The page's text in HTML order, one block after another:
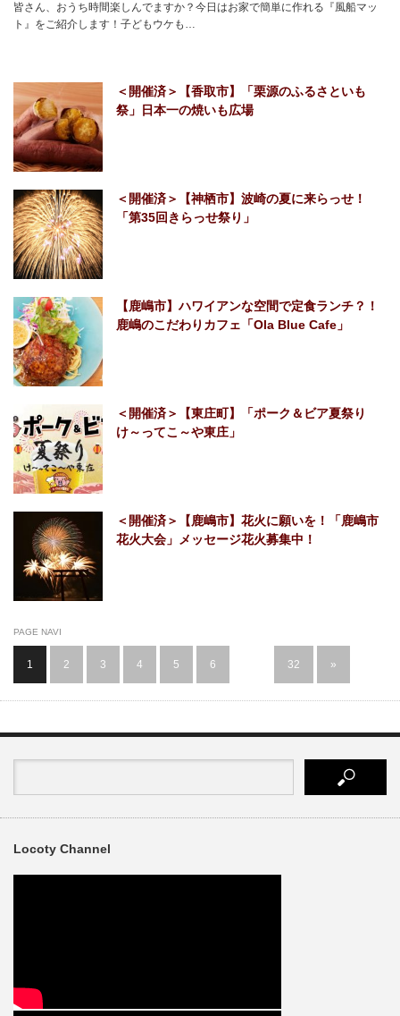
皆さん、おうち時間楽しんでますか？今日はお家で簡単に作れる『風船マッ
ト』をご紹介します！子どもウケも…
＜開催済＞【香取市】「栗源のふるさといも
祭」日本一の焼いも広場
＜開催済＞【神栖市】波崎の夏に来らっせ！
「第35回きらっせ祭り」
【鹿嶋市】ハワイアンな空間で定食ランチ？！
鹿嶋のこだわりカフェ「Ola Blue Cafe」
＜開催済＞【東庄町】「ポーク＆ビア夏祭り
け～ってこ～や東庄」
＜開催済＞【鹿嶋市】花火に願いを！「鹿嶋市
花火大会」メッセージ花火募集中！
PAGE NAVI
1 2 3 4 5 6 32 »
Locoty Channel